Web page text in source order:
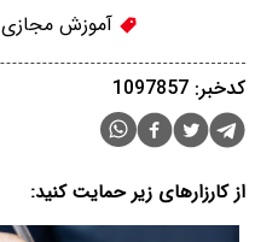
آموزش مجازی
کدخبر: 1097857
از کارزارهای زیر حمایت کنید: